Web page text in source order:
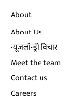
About
About Us
न्यूज़लॉन्ड्री विचार
Meet the team
Contact us
Careers